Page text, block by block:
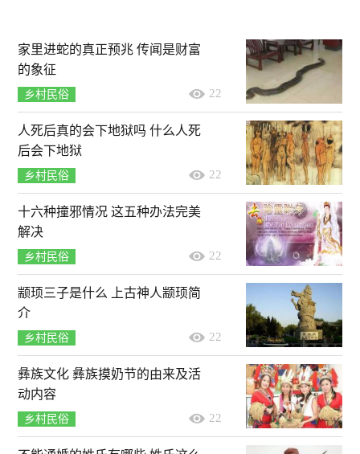
家里进蛇的真正预兆 传闻是财富
的象征
乡村民俗 22
人死后真的会下地狱吗 什么人死
后会下地狱
乡村民俗 22
十六种撞邪情况 这五种办法完美
解决
乡村民俗 22
颛顼三子是什么 上古神人颛顼简
介
乡村民俗 22
彝族文化 彝族摸奶节的由来及活
动内容
乡村民俗 22